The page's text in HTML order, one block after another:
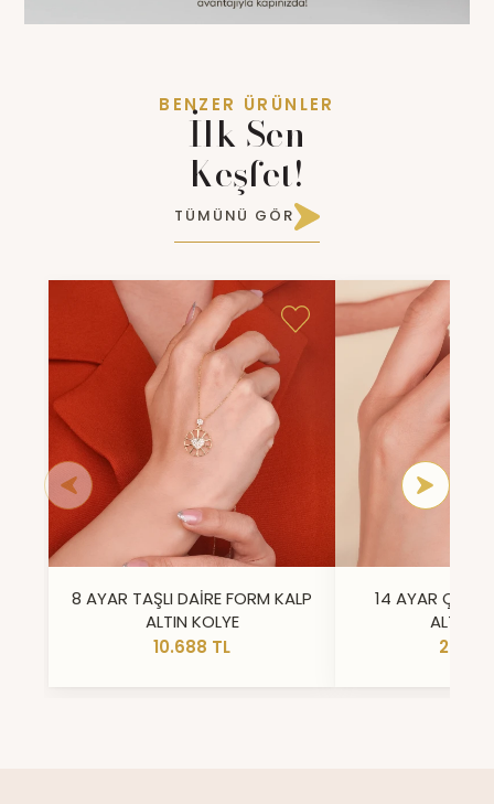
BENZER ÜRÜNLER
İlk Sen
Keşfet!
TÜMÜNÜ GÖR
8 AYAR TAŞLI DAİRE FORM KALP
ALTIN KOLYE
10.688 TL
14 AYAR ÇİFT
ALTIN